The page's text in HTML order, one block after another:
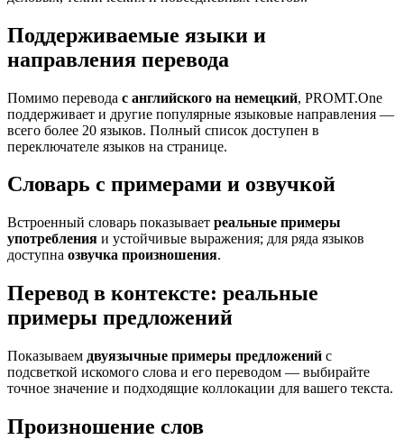
Поддерживаемые языки и
направления перевода
Помимо перевода с английского на немецкий, PROMT.One
поддерживает и другие популярные языковые направления —
всего более 20 языков. Полный список доступен в
переключателе языков на странице.
Словарь с примерами и озвучкой
Встроенный словарь показывает реальные примеры
употребления и устойчивые выражения; для ряда языков
доступна озвучка произношения.
Перевод в контексте: реальные
примеры предложений
Показываем двуязычные примеры предложений с
подсветкой искомого слова и его переводом — выбирайте
точное значение и подходящие коллокации для вашего текста.
Произношение слов